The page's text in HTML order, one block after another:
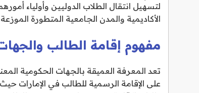
لتسهيل انتقال الطلاب الدوليين وأولياء
الأكاديمية والمدن الجامعية المتطورة
مفهوم إقامة الطالب
تعد المعرفة العميقة بالجهات الحكومية
على الإقامة الرسمية للطالب في الإمارات